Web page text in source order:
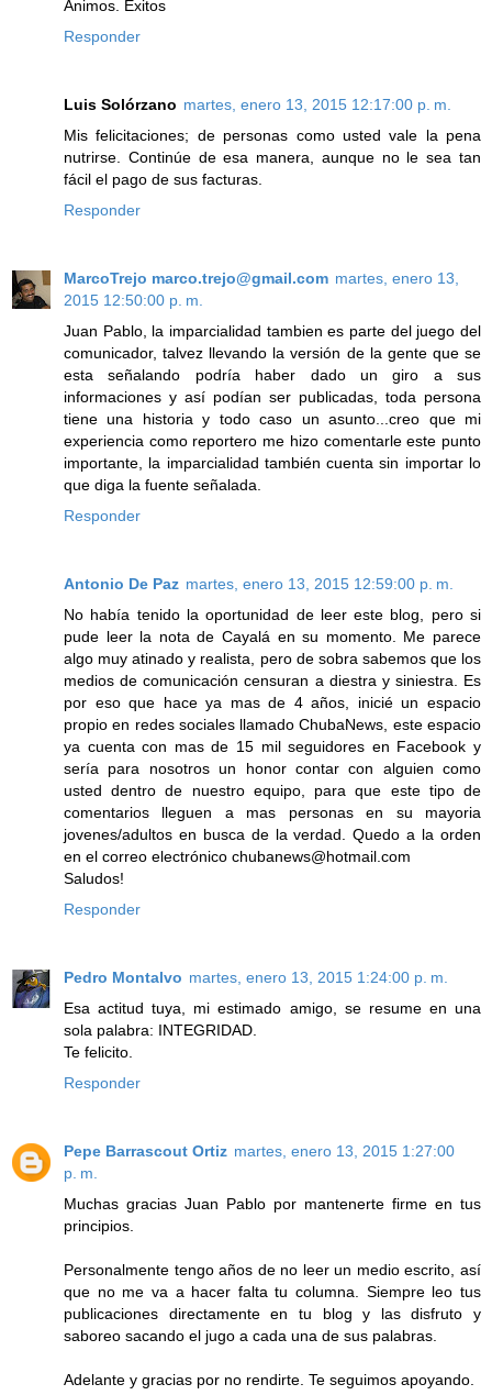
Ánimos. Exitos
Responder
Luis Solórzano martes, enero 13, 2015 12:17:00 p. m.
Mis felicitaciones; de personas como usted vale la pena
nutrirse. Continúe de esa manera, aunque no le sea tan
fácil el pago de sus facturas.
Responder
MarcoTrejo marco.trejo@gmail.com martes, enero 13,
2015 12:50:00 p. m.
Juan Pablo, la imparcialidad tambien es parte del juego del
comunicador, talvez llevando la versión de la gente que se
esta señalando podría haber dado un giro a sus
informaciones y así podían ser publicadas, toda persona
tiene una historia y todo caso un asunto...creo que mi
experiencia como reportero me hizo comentarle este punto
importante, la imparcialidad también cuenta sin importar lo
que diga la fuente señalada.
Responder
Antonio De Paz martes, enero 13, 2015 12:59:00 p. m.
No había tenido la oportunidad de leer este blog, pero si
pude leer la nota de Cayalá en su momento. Me parece
algo muy atinado y realista, pero de sobra sabemos que los
medios de comunicación censuran a diestra y siniestra. Es
por eso que hace ya mas de 4 años, inicié un espacio
propio en redes sociales llamado ChubaNews, este espacio
ya cuenta con mas de 15 mil seguidores en Facebook y
sería para nosotros un honor contar con alguien como
usted dentro de nuestro equipo, para que este tipo de
comentarios lleguen a mas personas en su mayoria
jovenes/adultos en busca de la verdad. Quedo a la orden
en el correo electrónico chubanews@hotmail.com
Saludos!
Responder
Pedro Montalvo martes, enero 13, 2015 1:24:00 p. m.
Esa actitud tuya, mi estimado amigo, se resume en una
sola palabra: INTEGRIDAD.
Te felicito.
Responder
Pepe Barrascout Ortiz martes, enero 13, 2015 1:27:00
p. m.
Muchas gracias Juan Pablo por mantenerte firme en tus
principios.
Personalmente tengo años de no leer un medio escrito, así
que no me va a hacer falta tu columna. Siempre leo tus
publicaciones directamente en tu blog y las disfruto y
saboreo sacando el jugo a cada una de sus palabras.
Adelante y gracias por no rendirte. Te seguimos apoyando.